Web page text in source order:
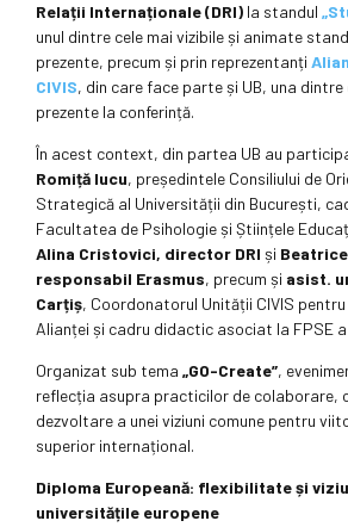
Relații Internaționale (DRI) la standul
unul dintre cele mai vizibile și animate
prezente, precum și prin reprezentanți
CIVIS, din care face parte și UB, una dintre
prezente la conferință.
În acest context, din partea UB au
Romiță Iucu, președintele Consiliului de
Strategică al Universității din București,
Facultatea de Psihologie și Științele
Alina Cristovici, director DRI și
responsabil Erasmus, precum și asist.
Carțiș, Coordonatorul Unității CIVIS
Alianței și cadru didactic asociat la FPSE a
Organizat sub tema „GO-Create”,
reflecția asupra practicilor de colaborare,
dezvoltare a unei viziuni comune pentru
superior internațional.
Diploma Europeană: flexibilitate și
universitățile europene